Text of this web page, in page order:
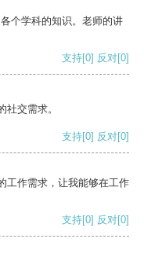
个学科的知识。老师的讲
支持[0] 反对[0]
交需求。
支持[0] 反对[0]
工作需求，让我能够在工作
支持[0] 反对[0]